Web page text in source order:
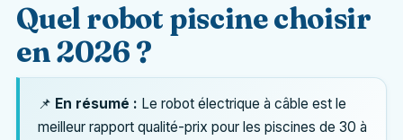
Quel robot piscine choisir
en 2026 ?
📌 En résumé : Le robot électrique à câble est le
meilleur rapport qualité-prix pour les piscines de 30 à